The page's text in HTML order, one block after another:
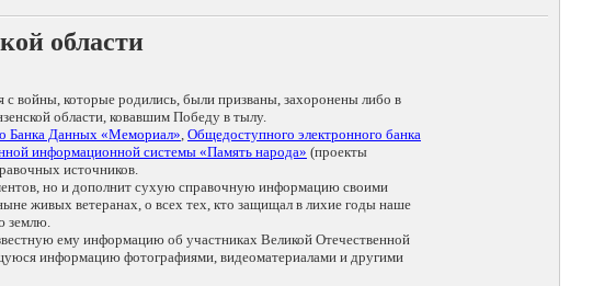
области
войны, которые родились, были призваны, захоронены либо в
области, ковавшим Победу в тылу.
Банка Данных «Мемориал», Общедоступного электронного банка
информационной системы «Память народа» (проекты
источников.
но и дополнит сухую справочную информацию своими
живых ветеранах, о всех тех, кто защищал в лихие годы наше
землю.
ему информацию об участниках Великой Отечественной
информацию фотографиями, видеоматериалами и другими